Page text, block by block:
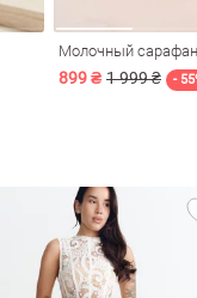
Молочный
899 ₴ 1 999 ₴ -